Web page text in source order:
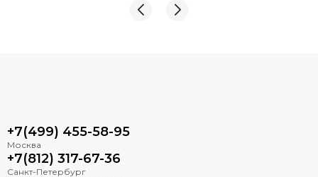
+7(499) 455-58-95
+7(812) 317-67-36